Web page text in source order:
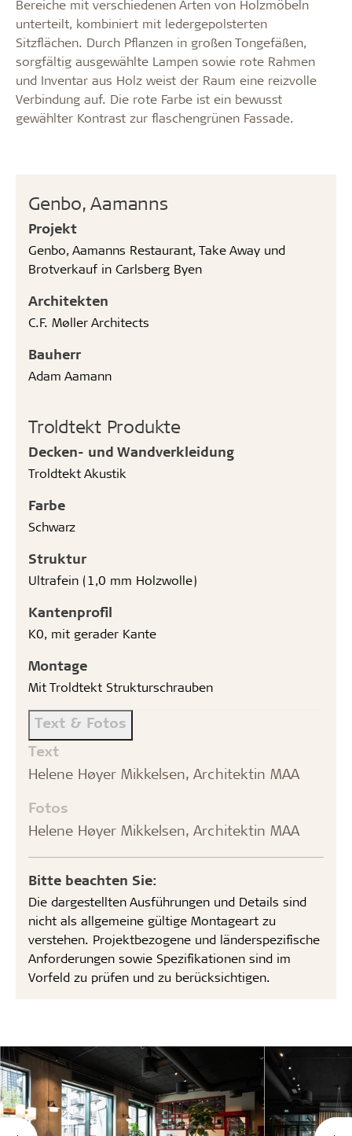
Genbo, Aamanns
Projekt
Genbo, Aamanns Restaurant, Take Away und
Brotverkauf in Carlsberg Byen
Architekten
C.F. Møller Architects
Bauherr
Adam Aamann
Troldtekt Produkte
Decken- und Wandverkleidung
Troldtekt Akustik
Farbe
Schwarz
Struktur
Ultrafein (1,0 mm Holzwolle)
Kantenprofil
K0, mit gerader Kante
Montage
Mit Troldtekt Strukturschrauben
Text & Fotos
Text
Helene Høyer Mikkelsen, Architektin MAA
Fotos
Helene Høyer Mikkelsen, Architektin MAA
Bitte beachten Sie:
Die dargestellten Ausführungen und Details sind
nicht als allgemeine gültige Montageart zu
verstehen. Projektbezogene und länderspezifische
Anforderungen sowie Spezifikationen sind im
Vorfeld zu prüfen und zu berücksichtigen.
Bereiche mit verschiedenen Arten von Holzmöbeln
unterteilt, kombiniert mit ledergepolsterten
Sitzflächen. Durch Pflanzen in großen Tongefäßen,
sorgfältig ausgewählte Lampen sowie rote Rahmen
und Inventar aus Holz weist der Raum eine reizvolle
Verbindung auf. Die rote Farbe ist ein bewusst
gewählter Kontrast zur flaschengrünen Fassade.